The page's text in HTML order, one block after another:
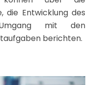
die Entwicklung des
mit den
berichten.